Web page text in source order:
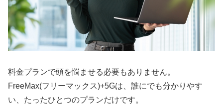
料金プランで頭を悩ませる必要もありません。
FreeMax(フリーマックス)+5Gは、誰にでも分かりやす
い、たったひとつのプランだけです。